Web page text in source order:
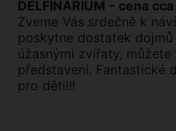
DELFINÁRIUM - cena
Zveme Vás srdečně k
poskytne dostatek
úžasnými zvířaty,
představení. Fantastické
pro děti!!!